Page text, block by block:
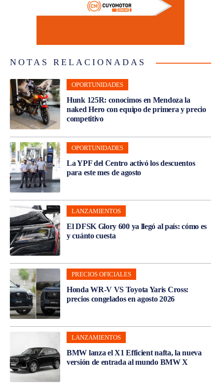
NOTAS RELACIONADAS
OPORTUNIDADES
Hunk 125R: conocimos en Mendoza la
naked Hero con equipo de primera y precio
competitivo
OPORTUNIDADES
La YPF del Centro activó los descuentos
para este mes de agosto
LANZAMIENTOS
El DFSK Glory 600 ya llegó al país: cómo es
y cuánto cuesta
PRECIOS OFICIALES
Honda WR-V VS Toyota Yaris Cross:
precios congelados en agosto 2026
LANZAMIENTOS
BMW lanza el X1 Efficient nafta, la nueva
versión de entrada al mundo BMW X